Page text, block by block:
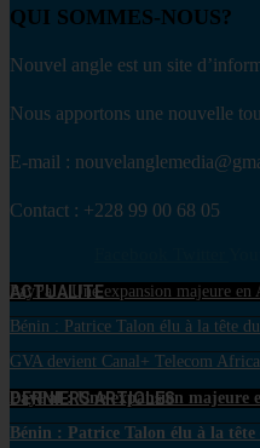
QUI SOMMES-NOUS?
Nouvel angle est un site
Nous apportons une nouvelle
E-mail :
Contact : +228 99 00 68 05
ACTUALITE
PayPal : Une expansion majeure en
Bénin : Patrice Talon élu à la tête
GVA devient Canal+ Telecom Africa
DERNIERS ARTICLES
PayPal : Une expansion majeure
Bénin : Patrice Talon élu à la tête